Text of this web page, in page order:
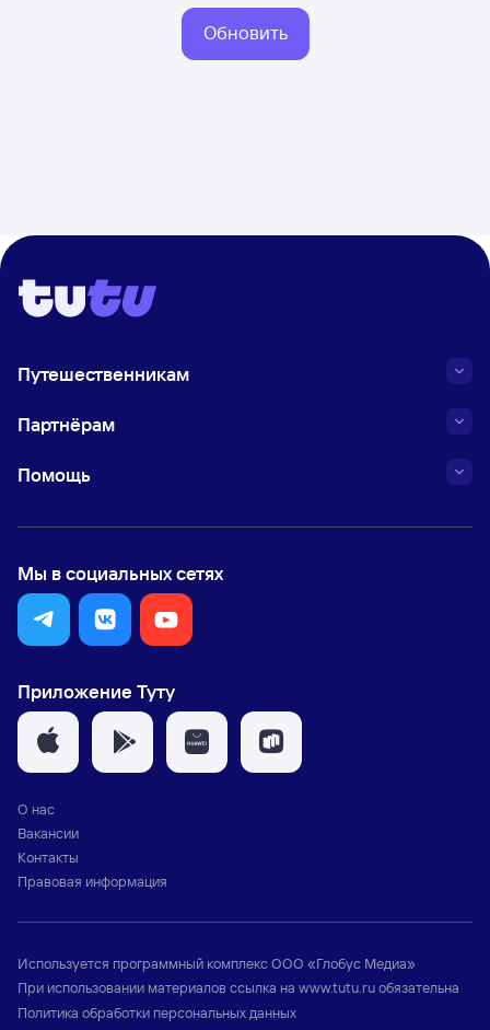
Обновить
Путешественникам
Партнёрам
Помощь
Мы в социальных сетях
Приложение Туту
О нас
Вакансии
Контакты
Правовая информация
Используется программный комплексООО «Глобус Медиа»
При использовании материалов ссылка на www.tutu.ruобязательна
Политика обработки персональных данных